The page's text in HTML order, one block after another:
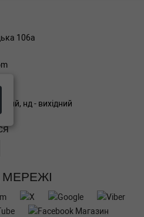
106а
нд - вихідний